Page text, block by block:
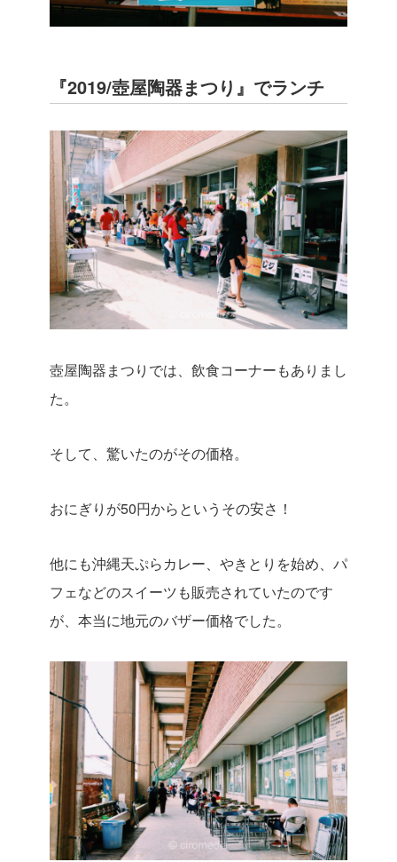
『2019/壺屋陶器まつり 』 でランチ
壺屋陶器まつりでは、飲食コーナーもありまし
た。
そして、驚いたのがその価格。
おにぎりが50円からというその安さ！
他にも沖縄天ぷらカレー、やきとりを始め、パ
フェなどのスイーツも販売されていたのです
が、本当に地元のバザー価格でした。